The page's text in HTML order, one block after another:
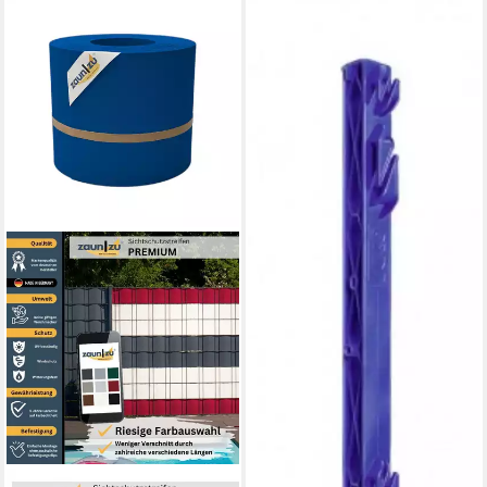
Weidezaunpfahl Titan Plus
lieferbar in 3 Wochen